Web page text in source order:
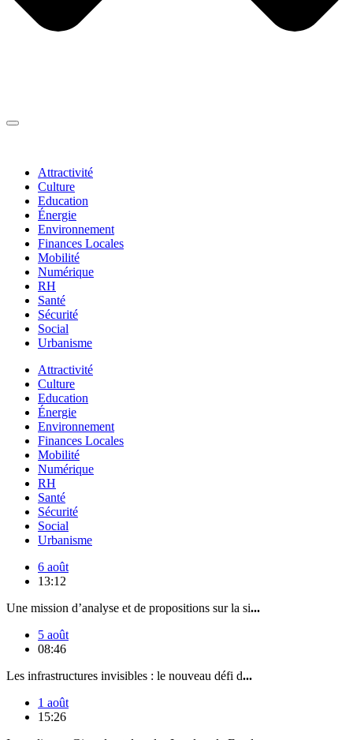
Attractivité
Culture
Education
Énergie
Environnement
Finances Locales
Mobilité
Numérique
RH
Santé
Sécurité
Social
Urbanisme
Attractivité
Culture
Education
Énergie
Environnement
Finances Locales
Mobilité
Numérique
RH
Santé
Sécurité
Social
Urbanisme
6 août
13:12
Une mission d’analyse et de propositions sur la si...
5 août
08:46
Les infrastructures invisibles : le nouveau défi d...
1 août
15:26